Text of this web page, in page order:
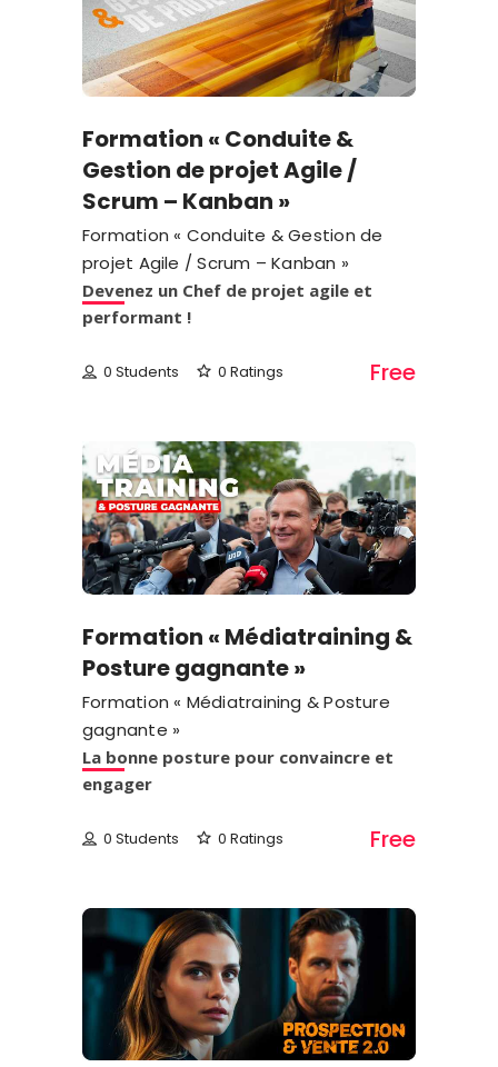
Formation « Conduite &
Gestion de projet Agile /
Scrum – Kanban »
Formation « Conduite & Gestion de
projet Agile / Scrum – Kanban »
Devenez un Chef de projet agile et
performant !
0 Students 0 Ratings Free
Formation « Médiatraining &
Posture gagnante »
Formation « Médiatraining & Posture
gagnante »
La bonne posture pour convaincre et
engager
0 Students 0 Ratings Free